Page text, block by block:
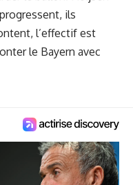
ils
l’effectif est
le Bayern avec